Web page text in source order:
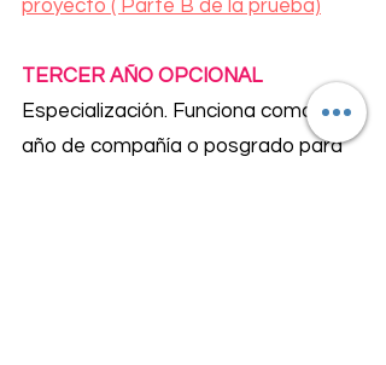
proyecto ( Parte B de la prueba)
TERCER AÑO OPCIONAL
Especialización. Funciona como un
año de compañía o posgrado para